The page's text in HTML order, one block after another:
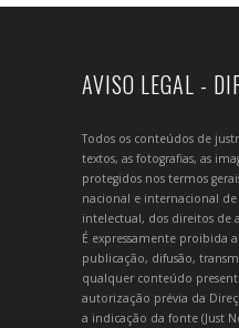
AVISO LEGAL -
Todos os conteúdos de
textos, as fotografias, as
protegidos nos termos
nacional e internacional
intelectual, dos direitos de
É expressamente proibida
publicação, difusão,
qualquer conteúdo
autorização prévia da
a indicação da fonte (Just